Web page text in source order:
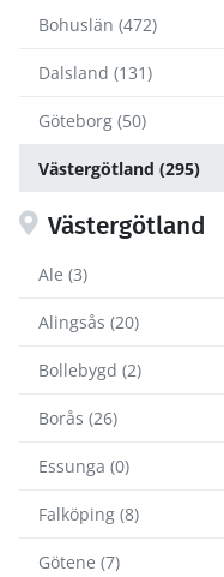
Bohuslän (472)
Dalsland (131)
Göteborg (50)
Västergötland (295)
Västergötland
Ale (3)
Alingsås (20)
Bollebygd (2)
Borås (26)
Essunga (0)
Falköping (8)
Götene (7)